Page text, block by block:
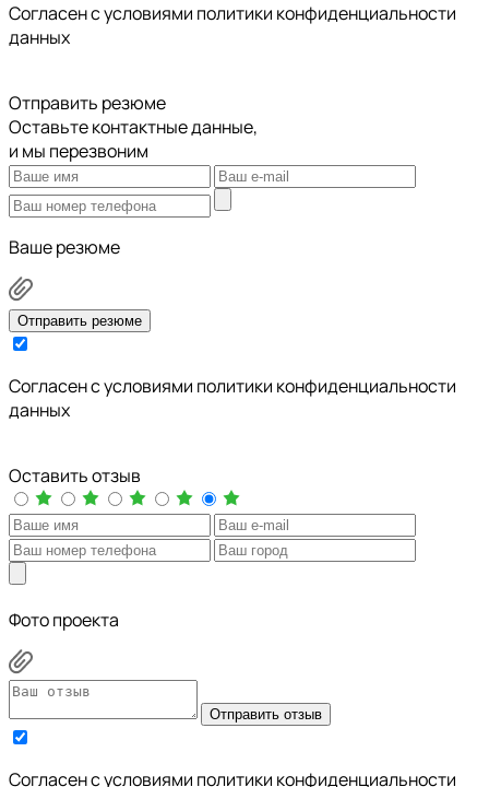
Cогласен с условиями политики конфиденциальности
данных
Отправить резюме
Оставьте контактные данные,
и мы перезвоним
Ваше резюме
Отправить резюме
Cогласен с условиями политики конфиденциальности
данных
Оставить отзыв
Фото проекта
Отправить отзыв
Cогласен с условиями политики конфиденциальности